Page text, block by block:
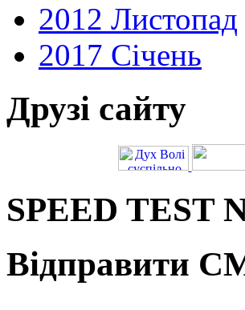
2012 Листопад
2017 Січень
Друзі сайту
SPEED TEST
Відправити